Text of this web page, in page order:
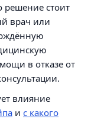
решение стоит
врач или
в отказе от
влияние
и с какого